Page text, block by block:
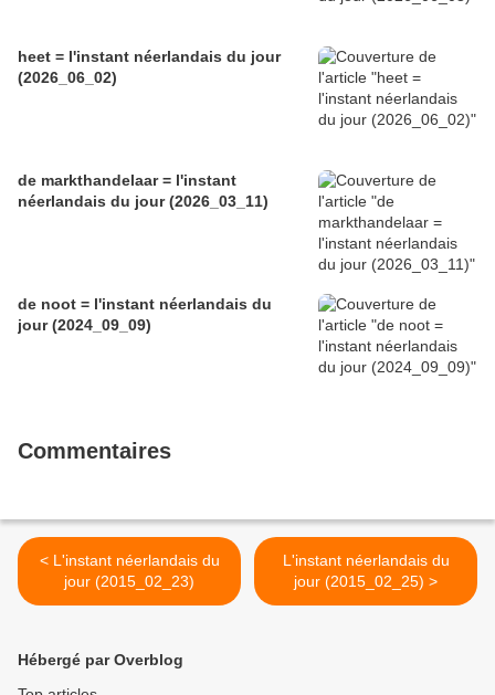
heet = l'instant néerlandais du jour
(2026_06_02)
de markthandelaar = l'instant
néerlandais du jour (2026_03_11)
de noot = l'instant néerlandais du
jour (2024_09_09)
Commentaires
< L'instant néerlandais du
jour (2015_02_23)
L'instant néerlandais du
jour (2015_02_25) >
Hébergé par Overblog